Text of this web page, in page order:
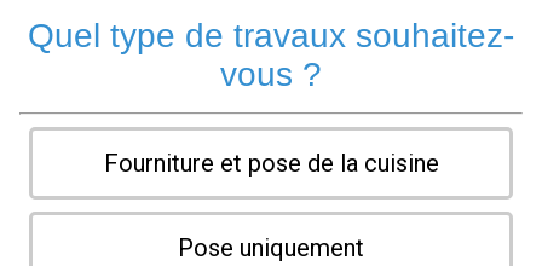
Quel type de travaux souhaitez-
vous ?
Fourniture et pose de la cuisine
Pose uniquement